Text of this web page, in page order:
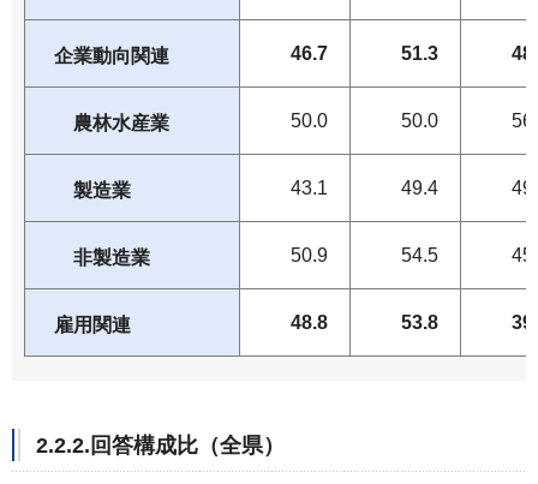
企業動向関連 46.7 51.3
農林水産業 50.0 50.0
製造業 43.1 49.4
非製造業 50.9 54.5
雇用関連 48.8 53.8
2.2.2.回答構成比（全県）